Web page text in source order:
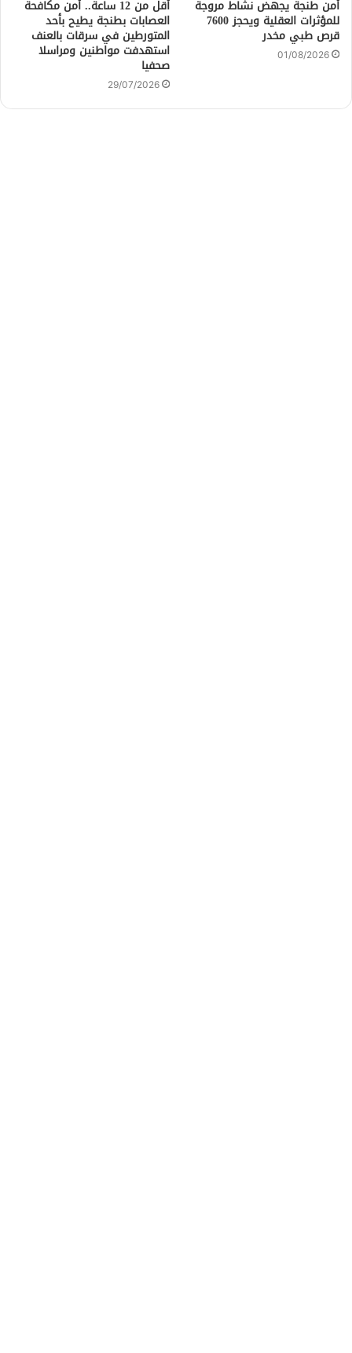
أمن طنجة يجهض نشاط مروجة
للمؤثرات العقلية ويحجز 7600
قرص طبي مخدر
01/08/2026
أقل من 12 ساعة.. أمن مكافحة
العصابات بطنجة يطيح بأحد
المتورطين في سرقات بالعنف
استهدفت مواطنين ومراسلا
صحفيا
29/07/2026